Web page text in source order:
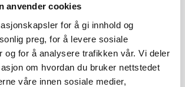
anvender cookies
for å gi innhold og
preg, for å levere sosiale
og for å analysere trafikken vår. Vi deler
om hvordan du bruker nettstedet
våre innen sosiale medier,
 Les mer